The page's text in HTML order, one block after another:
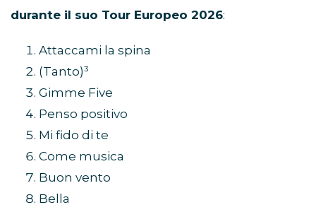
durante il suo Tour Europeo 2026:
Attaccami la spina
(Tanto)³
Gimme Five
Penso positivo
Mi fido di te
Come musica
Buon vento
Bella